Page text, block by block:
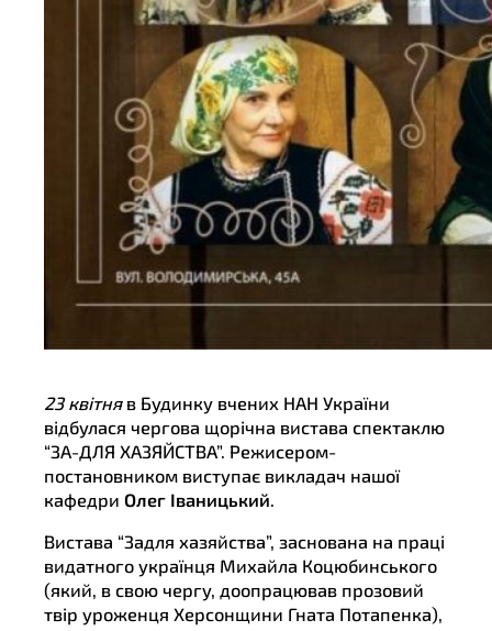
23 квітняв Будинку вчених НАН України
відбулася чергова щорічна вистава спектаклю
“ЗА-ДЛЯ ХАЗЯЙСТВА”. Режисером-
постановником виступає викладач нашої
кафедри Олег Іваницький
Вистава “Задля хазяйства”, заснована на праці
видатного українця Михайла Коцюбинського
(який, в свою чергу, доопрацював прозовий
твір уроженця Херсонщини Гната Потапенка),